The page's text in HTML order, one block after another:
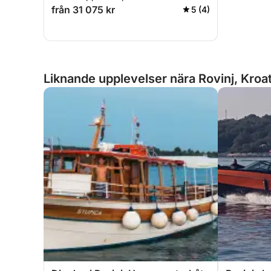
från 31 075 kr 5 (4)
Liknande upplevelser nära Rovinj,